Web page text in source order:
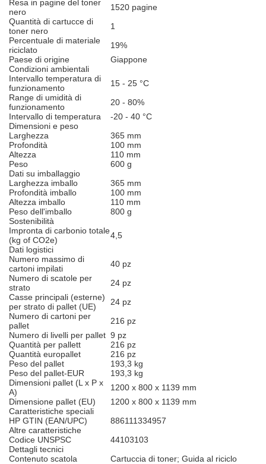
Resa in pagine del toner
nero
1520 pagine
Quantità di cartucce di
toner nero
1
Percentuale di materiale
riciclato
19%
Paese di origine
Giappone
Condizioni ambientali
Intervallo temperatura di
funzionamento
15 - 25 °C
Range di umidità di
funzionamento
20 - 80%
Intervallo di temperatura
-20 - 40 °C
Dimensioni e peso
Larghezza
365 mm
Profondità
100 mm
Altezza
110 mm
Peso
600 g
Dati su imballaggio
Larghezza imballo
365 mm
Profondità imballo
100 mm
Altezza imballo
110 mm
Peso dell'imballo
800 g
Sostenibilità
Impronta di carbonio totale
(kg of CO2e)
4,5
Dati logistici
Numero massimo di
cartoni impilati
40 pz
Numero di scatole per
strato
24 pz
Casse principali (esterne)
per strato di pallet (UE)
24 pz
Numero di cartoni per
pallet
216 pz
Numero di livelli per pallet 9 pz
Quantità per pallett
216 pz
Quantità europallet
216 pz
Peso del pallet
193,3 kg
Peso del pallet-EUR
193,3 kg
Dimensioni pallet (L x P x
A)
1200 x 800 x 1139 mm
Dimensione pallet (EU)
1200 x 800 x 1139 mm
Caratteristiche speciali
HP GTIN (EAN/UPC)
886111334957
Altre caratteristiche
Codice UNSPSC
44103103
Dettagli tecnici
Contenuto scatola
Cartuccia di toner; Guida al riciclo